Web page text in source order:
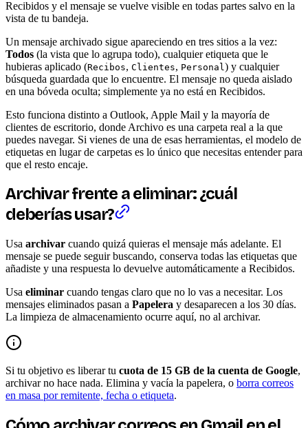
Recibidos y el mensaje se vuelve visible en todas partes salvo en la
vista de tu bandeja.
Un mensaje archivado sigue apareciendo en tres sitios a la vez:
Todos (la vista que lo agrupa todo), cualquier etiqueta que le
hubieras aplicado (Recibos, Clientes, Personal ) y cualquier
búsqueda guardada que lo encuentre. El mensaje no queda aislado
en una bóveda oculta; simplemente ya no está en Recibidos.
Esto funciona distinto a Outlook, Apple Mail y la mayoría de
clientes de escritorio, donde Archivo es una carpeta real a la que
puedes navegar. Si vienes de una de esas herramientas, el modelo de
etiquetas en lugar de carpetas es lo único que necesitas entender para
que el resto encaje.
Archivar frente a eliminar: ¿cuál
deberías usar?
Usa archivar cuando quizá quieras el mensaje más adelante. El
mensaje se puede seguir buscando, conserva todas las etiquetas que
añadiste y una respuesta lo devuelve automáticamente a Recibidos.
Usa eliminar cuando tengas claro que no lo vas a necesitar. Los
mensajes eliminados pasan a Papelera y desaparecen a los 30 días.
La limpieza de almacenamiento ocurre aquí, no al archivar.
Si tu objetivo es liberar tu cuota de 15 GB de la cuenta de Google,
archivar no hace nada. Elimina y vacía la papelera, o borra correos
en masa por remitente, fecha o etiqueta.